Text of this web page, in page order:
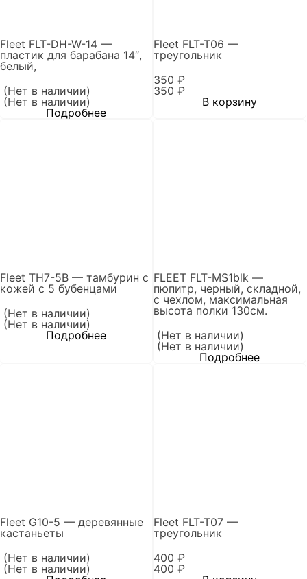
Fleet FLT-DH-W-14 —
пластик для барабана 14″,
белый,
(Нет в наличии)
(Нет в наличии)
Подробнее
Fleet FLT-T06 —
треугольник
350 ₽
350 ₽
В корзину
Fleet TH7-5B — тамбурин с
кожей с 5 бубенцами
(Нет в наличии)
(Нет в наличии)
Подробнее
FLEET FLT-MS1blk —
пюпитр, черный, складной,
с чехлом, максимальная
высота полки 130см.
(Нет в наличии)
(Нет в наличии)
Подробнее
Fleet G10-5 — деревянные
кастаньеты
(Нет в наличии)
(Нет в наличии)
Fleet FLT-T07 —
треугольник
400 ₽
400 ₽